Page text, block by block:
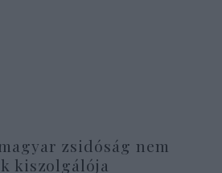
zsidóság nem
kiszolgálója